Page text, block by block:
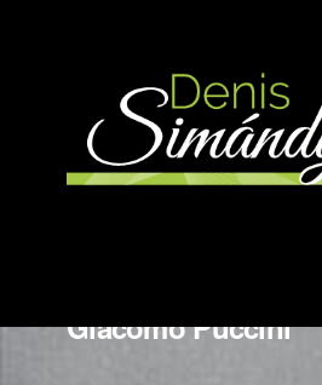
More Works
Giacomo Puccini